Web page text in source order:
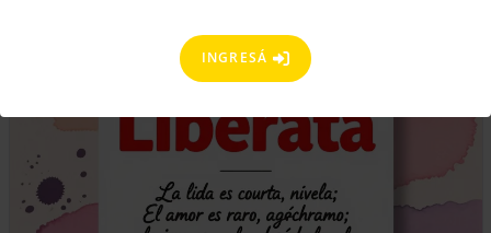
INGRESÁ